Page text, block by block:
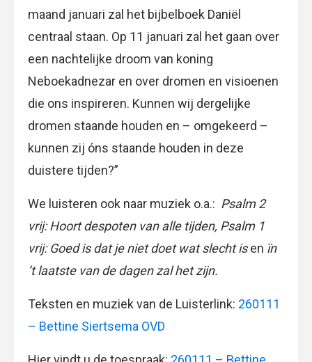
maand januari zal het bijbelboek Daniël
centraal staan. Op 11 januari zal het gaan over
een nachtelijke droom van koning
Neboekadnezar en over dromen en visioenen
die ons inspireren. Kunnen wij dergelijke
dromen staande houden en – omgekeerd –
kunnen zij óns staande houden in deze
duistere tijden?”
We luisteren ook naar muziek o.a.: Psalm 2
vrij: Hoort despoten van alle tijden, Psalm 1
vrij: Goed is dat je niet doet wat slecht isen ïn
’t laatste van de dagen zal het zijn.
Teksten en muziek van de Luisterlink: 260111
– Bettine Siertsema OVD